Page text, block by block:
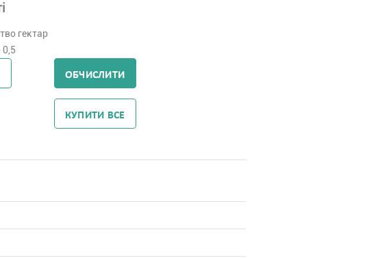
гектар
ОБЧИСЛИТИ
КУПИТИ ВСЕ